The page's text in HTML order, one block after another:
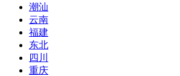
潮汕
云南
福建
东北
四川
重庆